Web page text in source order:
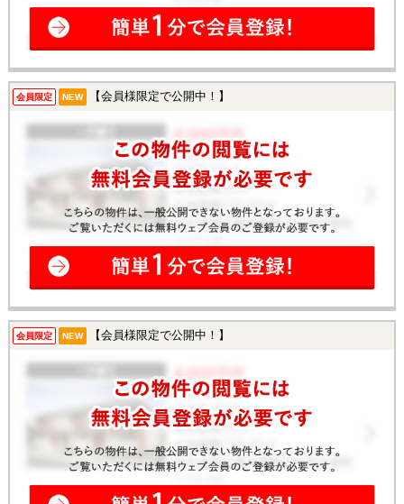
会員限定 NEW 【会員様限定で公開中！】
会員限定 NEW 【会員様限定で公開中！】